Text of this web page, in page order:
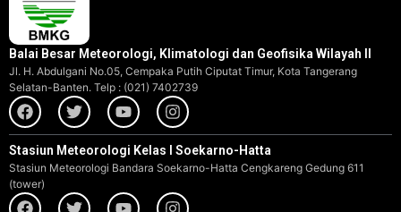
Balai Besar Meteorologi, Klimatologi dan Geofisika Wilayah II
Jl. H. Abdulgani No.05, Cempaka Putih Ciputat Timur, Kota Tangerang
Selatan-Banten. Telp : (021) 7402739
Stasiun Meteorologi Kelas I Soekarno-Hatta
Stasiun Meteorologi Bandara Soekarno-Hatta Cengkareng Gedung 611
(tower)